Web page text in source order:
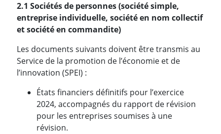
2.1 Sociétés de personnes (société simple,
entreprise individuelle, société en nom collectif
et société en commandite)
Les documents suivants doivent être transmis au
Service de la promotion de l’économie et de
l’innovation (SPEI) :
États financiers définitifs pour l’exercice
2024, accompagnés du rapport de révision
pour les entreprises soumises à une
révision.